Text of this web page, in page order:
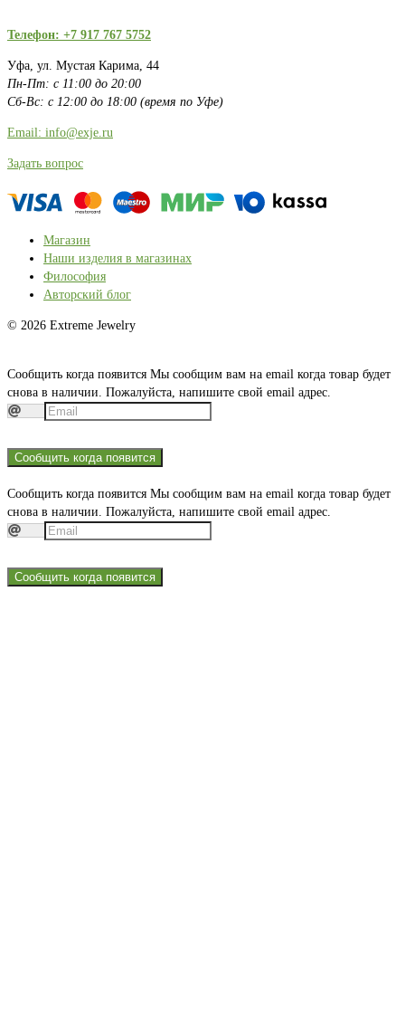
Телефон: +7 917 767 5752
Уфа, ул. Мустая Карима, 44
Пн-Пт: с 11:00 до 20:00
Сб-Вс: с 12:00 до 18:00 (время по Уфе)
Email: info@exje.ru
Задать вопрос
Магазин
Наши изделия в магазинах
Философия
Авторский блог
© 2026 Extreme Jewelry
Сообщить когда появится Мы сообщим вам на email когда товар будет
снова в наличии. Пожалуйста, напишите свой email адрес.
Сообщить когда появится
Сообщить когда появится Мы сообщим вам на email когда товар будет
снова в наличии. Пожалуйста, напишите свой email адрес.
Сообщить когда появится